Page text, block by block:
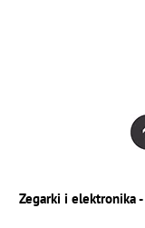
Zegarki i elektronika